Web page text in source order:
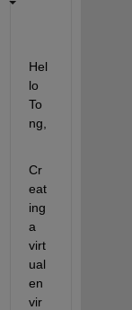
Hel
lo
To
ng,
Cr
eat
ing
a
virt
ual
en
vir